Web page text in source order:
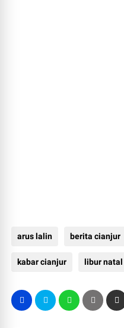
arus lalin berita cianjur
kabar cianjur libur natal